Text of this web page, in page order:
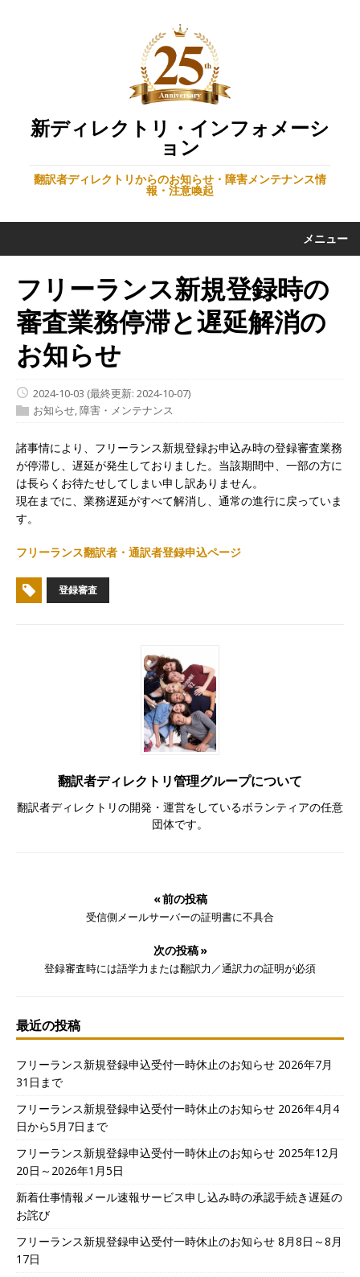
新ディレクトリ・インフォメーシ
ョン
翻訳者ディレクトリからのお知らせ・障害メンテナンス情
報・注意喚起
メニュー
フリーランス新規登録時の
審査業務停滞と遅延解消の
お知らせ
2024-10-03 (最終更新: 2024-10-07)
お知らせ 障害・メンテナンス
諸事情により、フリーランス新規登録お申込み時の登録審査業務
が停滞し、遅延が発生しておりました。当該期間中、一部の方に
は長らくお待たせしてしまい申し訳ありません。
現在までに、業務遅延がすべて解消し、通常の進行に戻っていま
す。
フリーランス翻訳者・通訳者登録申込ページ
登録審査
翻訳者ディレクトリ管理グループについて
翻訳者ディレクトリの開発・運営をしているボランティアの任意
団体です。
« 前の投稿
受信側メールサーバーの証明書に不具合
次の投稿 »
登録審査時には語学力または翻訳力／通訳力の証明が必須
最近の投稿
フリーランス新規登録申込受付一時休止のお知らせ 2026年7月
31日まで
フリーランス新規登録申込受付一時休止のお知らせ 2026年4月4
日から5月7日まで
フリーランス新規登録申込受付一時休止のお知らせ 2025年12月
20日～2026年1月5日
新着仕事情報メール速報サービス申し込み時の承認手続き遅延の
お詫び
フリーランス新規登録申込受付一時休止のお知らせ 8月8日～8月
17日